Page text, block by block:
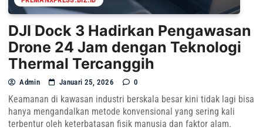
DJI Dock 3 Hadirkan Pengawasan
Drone 24 Jam dengan Teknologi
Thermal Tercanggih
Admin Januari 25, 2026 0
Keamanan di kawasan industri berskala besar kini tidak lagi bisa
hanya mengandalkan metode konvensional yang sering kali
terbentur oleh keterbatasan fisik manusia dan faktor alam.